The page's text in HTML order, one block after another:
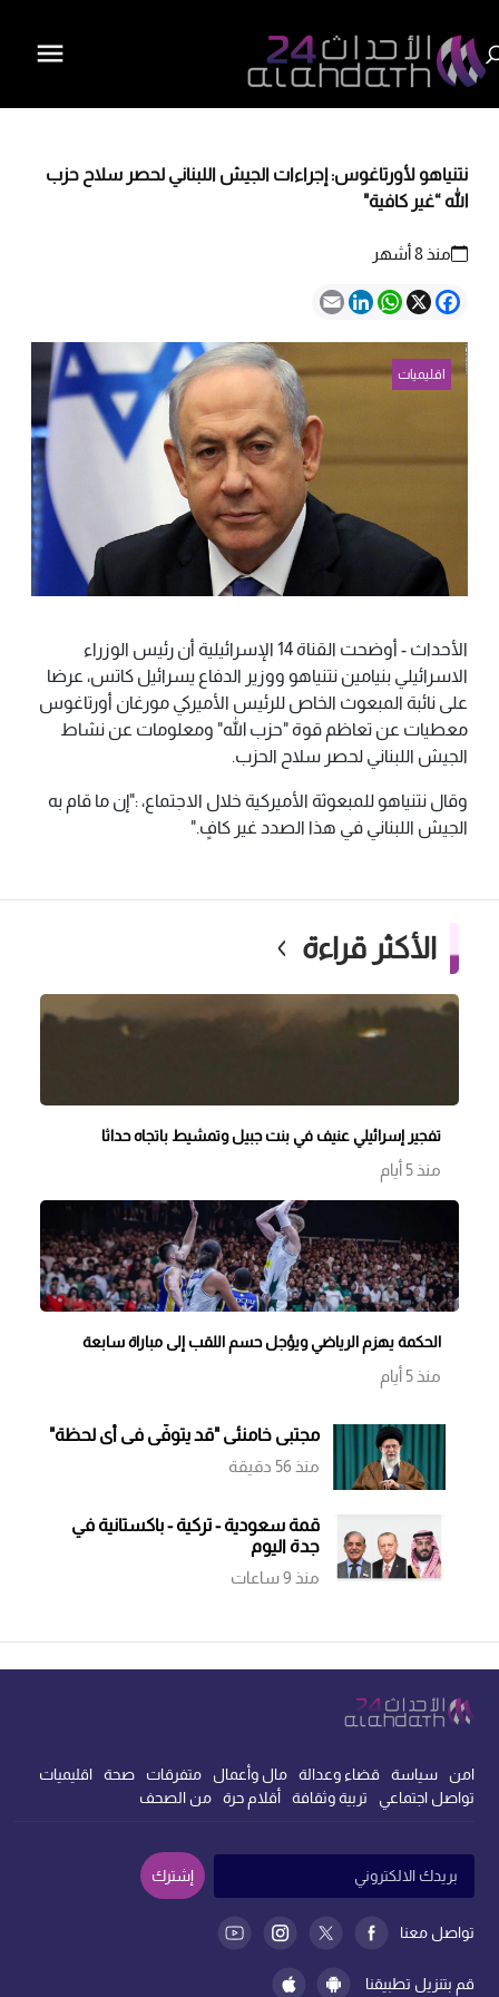
نتنياهو لأورتاغوس: إجراءات الجيش اللبناني لحصر سلاح حزب
الله “غير كافية"
منذ 8 أشهر
Facebook
X
WhatsApp
LinkedIn
Email
اقليميات
الأحداث - أوضحت القناة 14 الإسرائيلية أن رئيس الوزراء
الاسرائيلي بنيامين نتنياهو ووزير الدفاع يسرائيل كاتس، عرضا
على نائبة المبعوث الخاص للرئيس الأميركي مورغان أورتاغوس
معطيات عن تعاظم قوة "حزب الله" ومعلومات عن نشاط
الجيش اللبناني لحصر سلاح الحزب.
وقال نتنياهو للمبعوثة الأميركية خلال الاجتماع، :"إن ما قام به
الجيش اللبناني في هذا الصدد غير كافٍ."
الأكثر قراءة
تفجير إسرائيلي عنيف في بنت جبيل وتمشيط باتجاه حداثا
منذ 5 أيام
الحكمة يهزم الرياضي ويؤجل حسم اللقب إلى مباراة سابعة
منذ 5 أيام
مجتبى خامنئي "قد يتوفّى في أي لحظة"
منذ 56 دقيقة
قمة سعودية - تركية - باكستانية في
جدة اليوم
منذ 9 ساعات
امن سياسة قضاء وعدالة مال وأعمال متفرقات صحة
اقليميات
تواصل اجتماعي
تربية وثقافة أقلام حرة من الصحف
قم بتنزيل تطبيقنا
تواصل معنا
إشترك